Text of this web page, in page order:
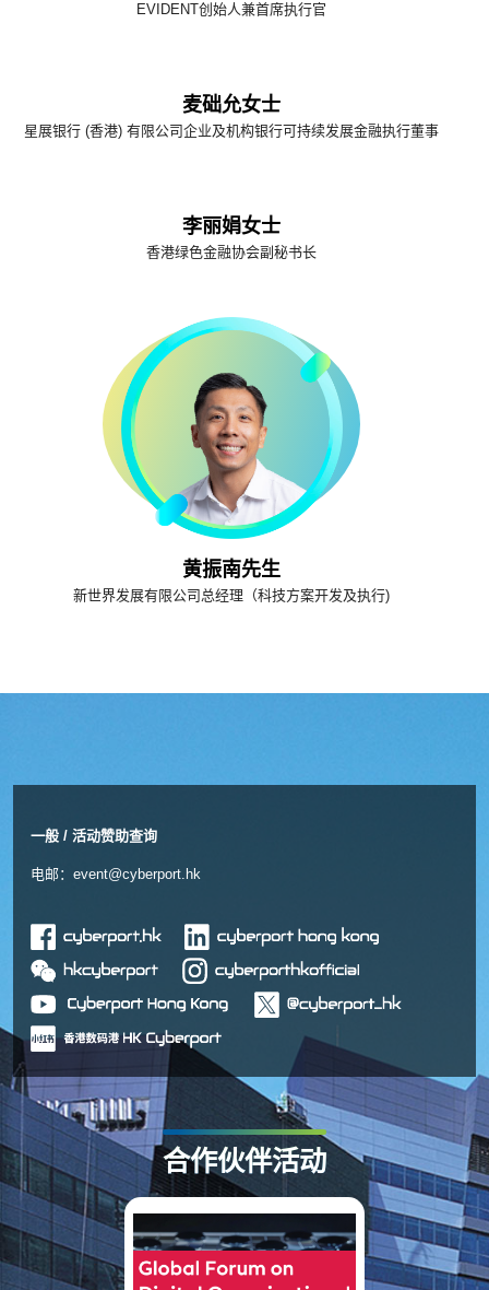
EVIDENT创始人兼首席执行官
麦础允女士
星展银行 (香港) 有限公司企业及机构银行可持续发展金融执行董事
李丽娟女士
香港绿色金融协会副秘书长
黄振南先生
新世界发展有限公司总经理（科技方案开发及执行)
一般 / 活动赞助查询
电邮： event@cyberport.hk
合作伙伴活动